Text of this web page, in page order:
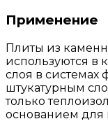
Применение
Плиты из
используются в
слоя в системах
штукатурным
только
основанием для